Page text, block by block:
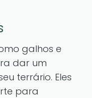
galhos e
dar um
terrário. Eles
para